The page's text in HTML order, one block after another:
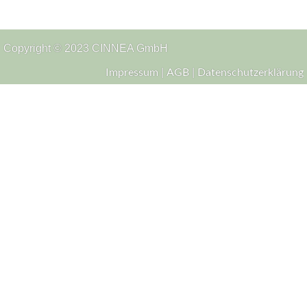
Copyright © 2023 CINNEA GmbH
Impressum AGB Datenschutzerklärung